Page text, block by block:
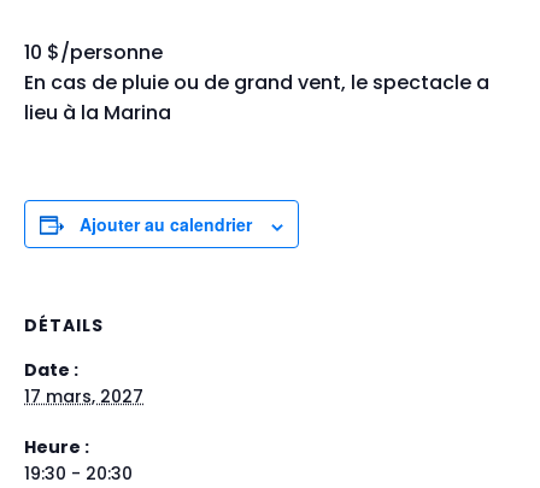
10 $/personne
En cas de pluie ou de grand vent, le spectacle a
lieu à la Marina
Ajouter au calendrier
DÉTAILS
Date :
17 mars, 2027
Heure :
19:30 - 20:30